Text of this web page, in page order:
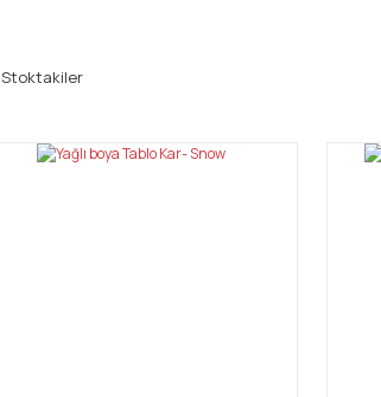
Stoktakiler